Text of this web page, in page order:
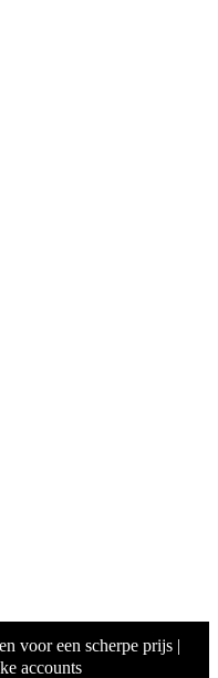
voor een scherpe prijs |
accounts